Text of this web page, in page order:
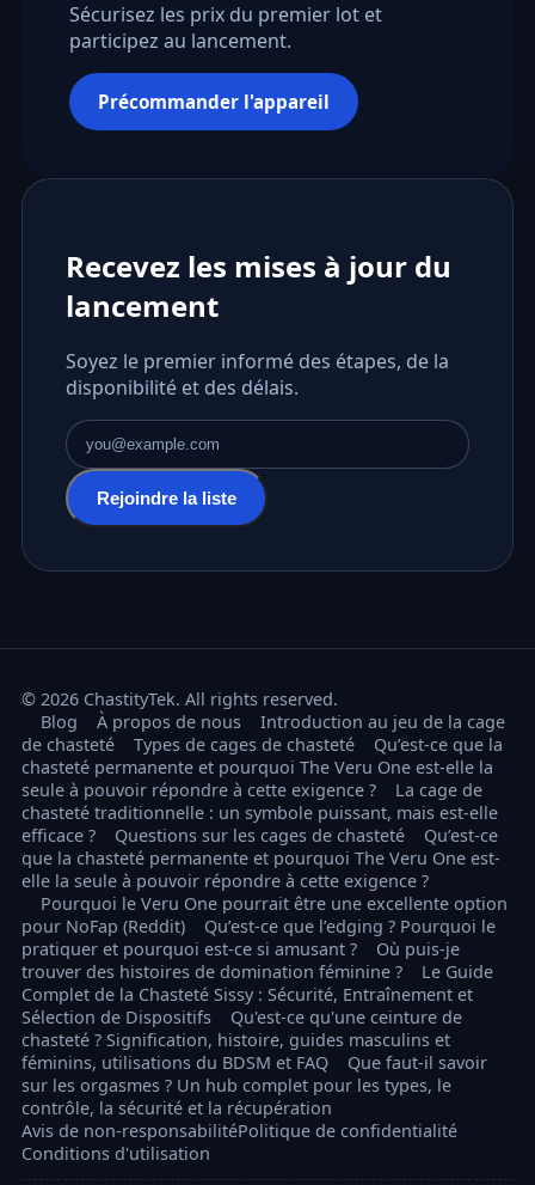
Sécurisez les prix du premier lot et
participez au lancement.
Précommander l'appareil
Recevez les mises à jour du
lancement
Soyez le premier informé des étapes, de la
disponibilité et des délais.
Adresse e-mail
Rejoindre la liste
© 2026 ChastityTek. All rights reserved.
Blog
À propos de nous
Introduction au jeu de la cage
de chasteté
Types de cages de chasteté
Qu’est-ce que la
chasteté permanente et pourquoi The Veru One est-elle la
seule à pouvoir répondre à cette exigence ?
La cage de
chasteté traditionnelle : un symbole puissant, mais est-elle
efficace ?
Questions sur les cages de chasteté
Qu’est-ce
que la chasteté permanente et pourquoi The Veru One est-
elle la seule à pouvoir répondre à cette exigence ?
Pourquoi le Veru One pourrait être une excellente option
pour NoFap (Reddit)
Qu’est-ce que l’edging ? Pourquoi le
pratiquer et pourquoi est-ce si amusant ?
Où puis-je
trouver des histoires de domination féminine ?
Le Guide
Complet de la Chasteté Sissy : Sécurité, Entraînement et
Sélection de Dispositifs
Qu'est-ce qu'une ceinture de
chasteté ? Signification, histoire, guides masculins et
féminins, utilisations du BDSM et FAQ
Que faut-il savoir
sur les orgasmes ? Un hub complet pour les types, le
contrôle, la sécurité et la récupération
Avis de non-responsabilitéPolitique de confidentialité
Conditions d'utilisation